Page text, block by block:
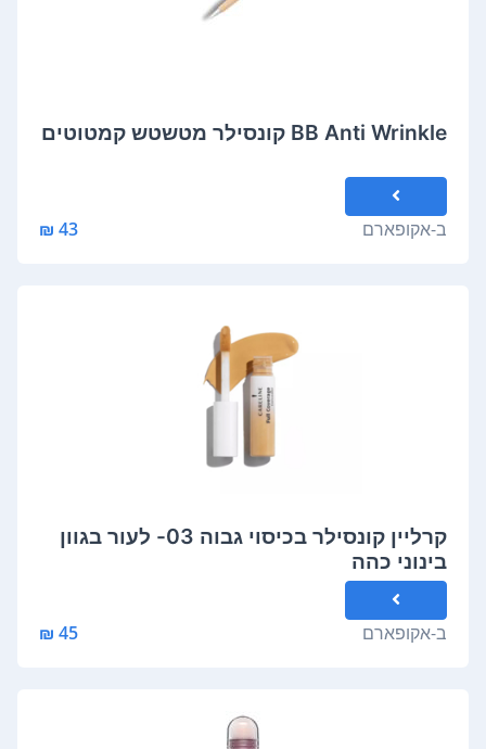
BB Anti Wrinkle קונסילר מטשטש קמטוטים
ב-אקופארם 43 ₪
קרליין קונסילר בכיסוי גבוה 03- לעור בגוון
בינוני כהה
ב-אקופארם 45 ₪